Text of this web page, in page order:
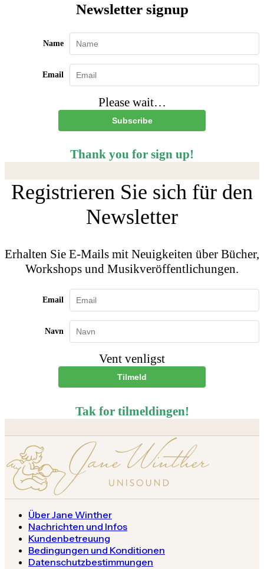
Newsletter signup
Name
Email
Please wait…
Subscribe
Thank you for sign up!
Registrieren Sie sich für den
Newsletter
Erhalten Sie E-Mails mit Neuigkeiten über Bücher,
Workshops und Musikveröffentlichungen.
Email
Navn
Vent venligst
Tilmeld
Tak for tilmeldingen!
Über Jane Winther
Nachrichten und Infos
Kundenbetreuung
Bedingungen und Konditionen
Datenschutzbestimmungen